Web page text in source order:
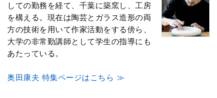
しての勤務を経て、千葉に築窯し、工房
を構える。現在は陶芸とガラス造形の両
方の技術を用いて作家活動をする傍ら、
大学の非常勤講師として学生の指導にも
あたっている。
奥田康夫 特集ページはこちら ≫